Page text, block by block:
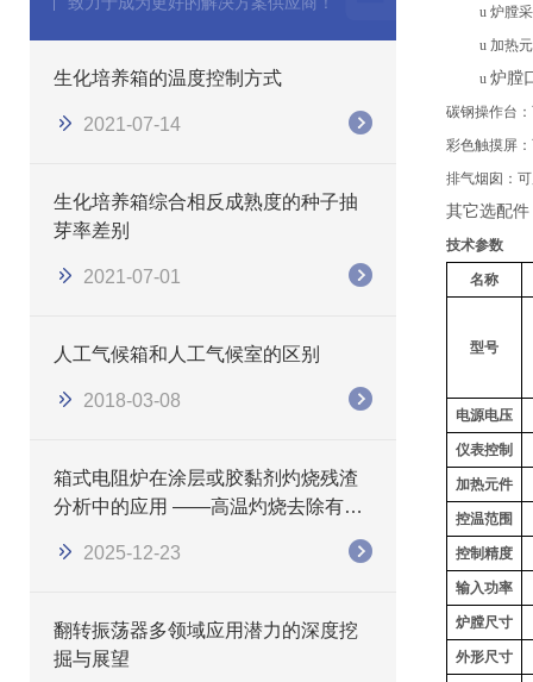
生化培养箱的温度控制方式
2021-07-14
生化培养箱综合相反成熟度的种子抽
芽率差别
2021-07-01
人工气候箱和人工气候室的区别
2018-03-08
箱式电阻炉在涂层或胶黏剂灼烧残渣
分析中的应用 ——高温灼烧去除有机
2025-12-23
翻转振荡器多领域应用潜力的深度挖
掘与展望
u 炉膛
u 加热
u 炉膛
碳钢操作台
彩色触摸屏
排气烟囱：
其它选配
技术参数
名称
型号
电源电压
仪表控制
加热元件
控温范围
控制精度
输入功率
炉膛尺寸
外形尺寸